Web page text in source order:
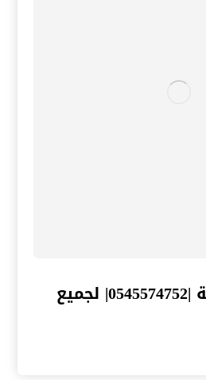
نجار في الشارقة |0545574752| لجميع